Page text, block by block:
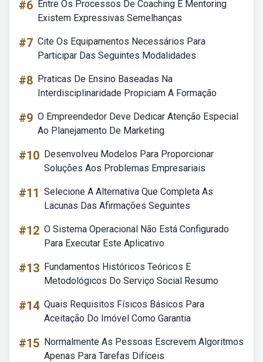
#6 Entre Os Processos De Coaching E Mentoring
Existem Expressivas Semelhanças
#7 Cite Os Equipamentos Necessários Para
Participar Das Seguintes Modalidades
#8 Praticas De Ensino Baseadas Na
Interdisciplinaridade Propiciam A Formação
#9 O Empreendedor Deve Dedicar Atenção Especial
Ao Planejamento De Marketing
#10 Desenvolveu Modelos Para Proporcionar
Soluções Aos Problemas Empresariais
#11 Selecione A Alternativa Que Completa As
Lacunas Das Afirmações Seguintes
#12 O Sistema Operacional Não Está Configurado
Para Executar Este Aplicativo
#13 Fundamentos Históricos Teóricos E
Metodológicos Do Serviço Social Resumo
#14 Quais Requisitos Físicos Básicos Para
Aceitação Do Imóvel Como Garantia
#15 Normalmente As Pessoas Escrevem Algoritmos
Apenas Para Tarefas Difíceis